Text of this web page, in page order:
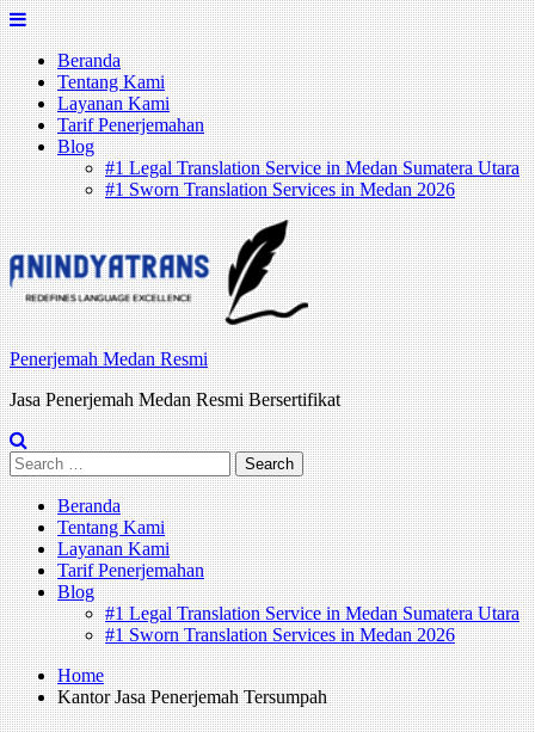
Skip
to
contentBeranda
Tentang Kami
Layanan Kami
Tarif Penerjemahan
Blog
#1 Legal Translation Service in Medan Sumatera Utara
#1 Sworn Translation Services in Medan 2026
Penerjemah Medan Resmi
Jasa Penerjemah Medan Resmi Bersertifikat
Search
for:
Beranda
Tentang Kami
Layanan Kami
Tarif Penerjemahan
Blog
#1 Legal Translation Service in Medan Sumatera Utara
#1 Sworn Translation Services in Medan 2026
Home
Kantor Jasa Penerjemah Tersumpah